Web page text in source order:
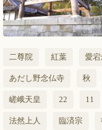
二尊院 紅葉 愛
あだし野念仏寺 秋
嵯峨天皇 22 11
法然上人 臨済宗